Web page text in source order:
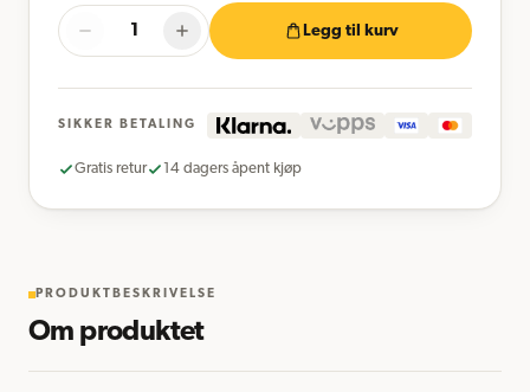
Legg til kurv
SIKKER BETALING
Gratis retur 14 dagers åpent kjøp
PRODUKTBESKRIVELSE
Om produktet